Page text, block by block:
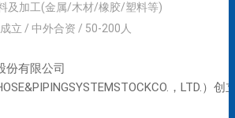
及加工(金属/木材/橡胶/塑料等)
立 / 中外合资 / 50-200人
份有限公司
，LTD.）创